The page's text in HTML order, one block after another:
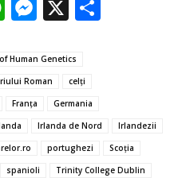
W
at
s
A
p
p
M
se
n
er
X
ă
Human Genetics
Roman
celţi
Franţa
Germania
Irlanda de Nord
Irlandezii
portughezi
Scoţia
spanioli
Trinity College Dublin